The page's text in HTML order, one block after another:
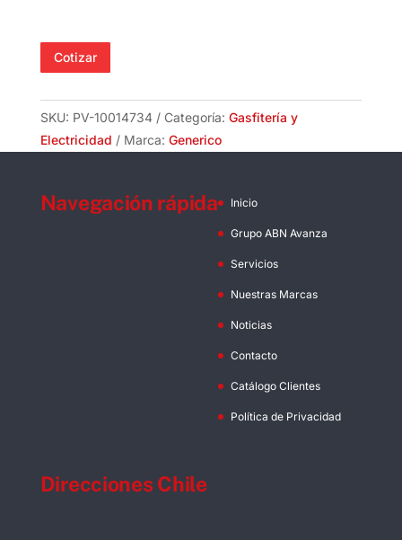
Galv
cantidad
Cotizar
SKU: PV-10014734 Categoría: Gasfitería y
Electricidad
Marca: Generico
Navegación rápida Inicio
Grupo ABN Avanza
Servicios
Nuestras Marcas
Noticias
Contacto
Catálogo Clientes
Política de Privacidad
Direcciones Chile